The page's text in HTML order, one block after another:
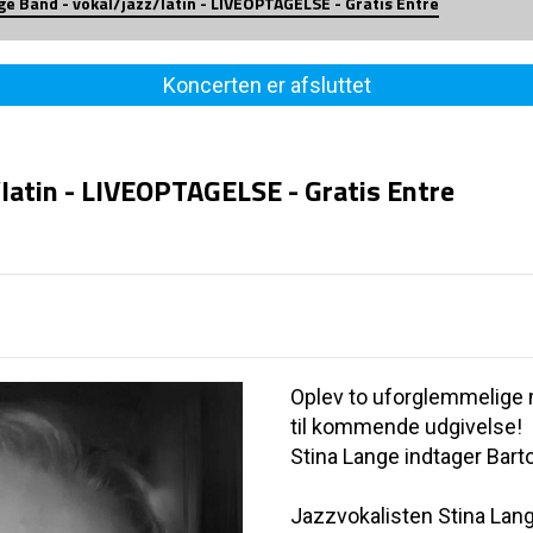
Koncerten er afsluttet
- LIVEOPTAGELSE - Gratis Entre
Oplev to
til kommende udgivelse!
Stina Lange indtager
Jazzvokalisten Stina